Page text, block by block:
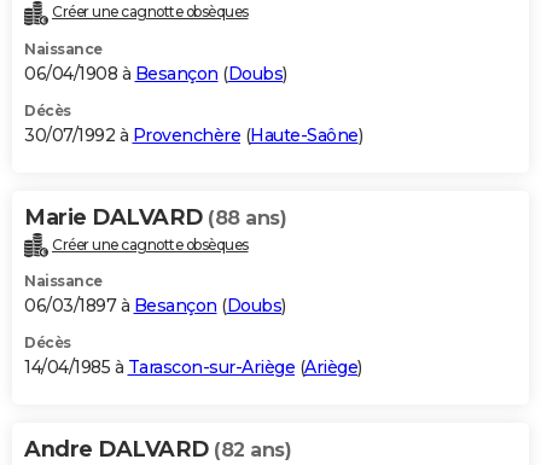
Créer une cagnotte obsèques
Naissance
06/04/1908 à Besançon (Doubs)
Décès
30/07/1992 à Provenchère (Haute-Saône)
Marie DALVARD (88 ans)
Créer une cagnotte obsèques
Naissance
06/03/1897 à Besançon (Doubs)
Décès
14/04/1985 à Tarascon-sur-Ariège (Ariège)
Andre DALVARD (82 ans)